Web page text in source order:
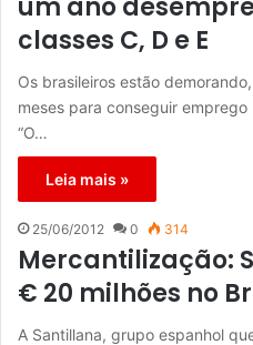
classes C, D e E
Os brasileiros estão
meses para conseguir
“O…
Leia mais »
25/06/2012 0 314
Mercantilização:
€ 20 milhões no
A Santillana, grupo espanhol